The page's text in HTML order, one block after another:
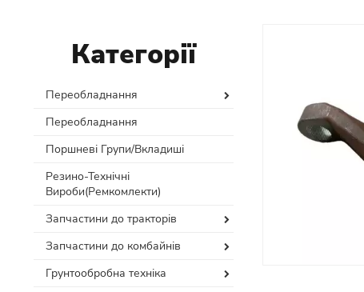
Категорії
Переобладнання
Переобладнання
Поршневі Групи/Вкладиші
Резино-Технічні
Вироби(Ремкомлекти)
Запчастини до тракторів
Запчастини до комбайнів
Грунтообробна техніка